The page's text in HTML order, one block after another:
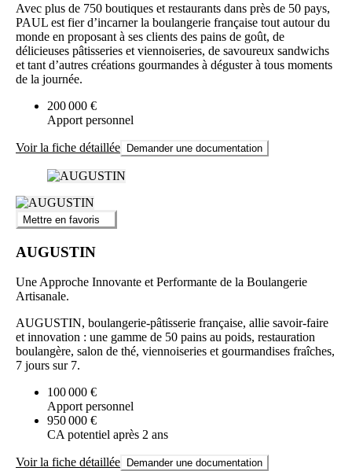
Avec plus de 750 boutiques et restaurants dans près de 50 pays,
PAUL est fier d’incarner la boulangerie française tout autour du
monde en proposant à ses clients des pains de goût, de
délicieuses pâtisseries et viennoiseries, de savoureux sandwichs
et tant d’autres créations gourmandes à déguster à tous moments
de la journée.
200 000 €
Apport personnel
Voir la fiche détaillée Demander une documentation
Mettre en favoris
AUGUSTIN
Une Approche Innovante et Performante de la Boulangerie
Artisanale.
AUGUSTIN, boulangerie-pâtisserie française, allie savoir-faire
et innovation : une gamme de 50 pains au poids, restauration
boulangère, salon de thé, viennoiseries et gourmandises fraîches,
7 jours sur 7.
100 000 €
Apport personnel
950 000 €
CA potentiel après 2 ans
Voir la fiche détaillée Demander une documentation